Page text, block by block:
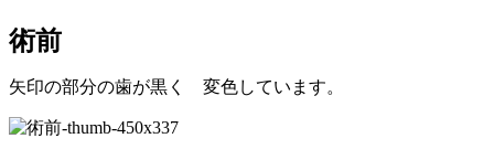
術前
矢印の部分の歯が黒く 変色しています。